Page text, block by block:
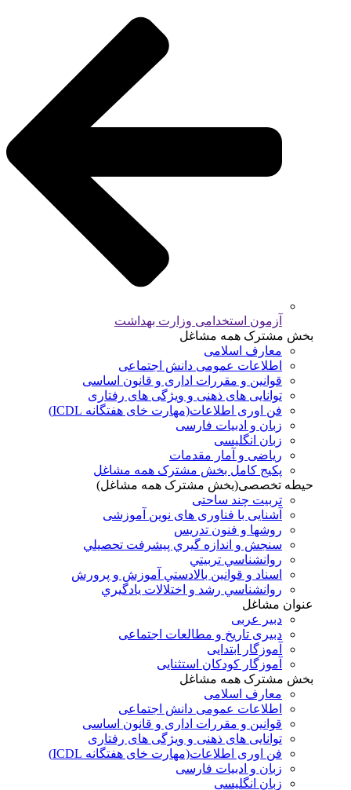
آزمون استخدامی وزارت بهداشت
بخش مشترک همه مشاغل
معارف اسلامی
اطلاعات عمومی دانش اجتماعی
قوانین و مقررات اداری و قانون اساسی
توانایی های ذهنی و ویژگی های رفتاری
فن اوری اطلاعات(مهارت خای هفتگانه ICDL)
زبان و ادبیات فارسی
زبان انگلیسی
ریاضی و آمار مقدمات
پکیج کامل بخش مشترک همه مشاغل
حیطه تخصصی(بخش مشترک همه مشاغل)
تربیت چند ساحتی
آشنایی با فناوری های نوین آموزشی
روشها و فنون تدريس
سنجش و اندازه گيري پيشرفت تحصيلي
روانشناسي تربيتي
اسناد و قوانين بالادستي آموزش و پرورش
روانشناسي رشد و اختلالات يادگيري
عنوان مشاغل
دبير عربی
دبیری تاریخ و مطالعات اجتماعی
آموزگار ابتدایی
آموزگار کودکان استثنایی
بخش مشترک همه مشاغل
معارف اسلامی
اطلاعات عمومی دانش اجتماعی
قوانین و مقررات اداری و قانون اساسی
توانایی های ذهنی و ویژگی های رفتاری
فن اوری اطلاعات(مهارت خای هفتگانه ICDL)
زبان و ادبیات فارسی
زبان انگلیسی